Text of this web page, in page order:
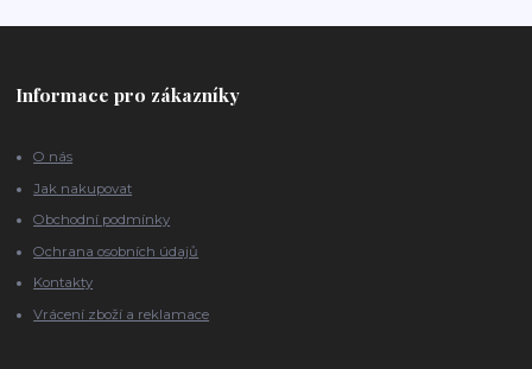
Informace pro zákazníky
O nás
Jak nakupovat
Obchodní podmínky
Ochrana osobních údajů
Kontakty
Vrácení zboží a reklamace